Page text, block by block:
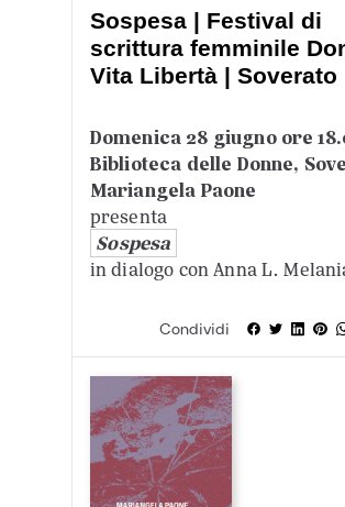
Sospesa | Festival di
scrittura femminile
Vita Libertà | Soverato
Domenica 28 giugno ore
Biblioteca delle Donne,
Mariangela Paone
presenta
Sospesa
in dialogo con Anna L.
Condividi